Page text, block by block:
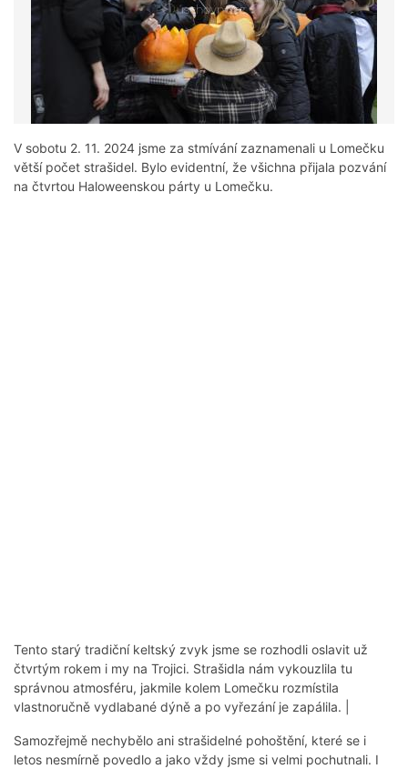
V sobotu 2. 11. 2024 jsme za stmívání zaznamenali u Lomečku
větší počet strašidel. Bylo evidentní, že všichna přijala pozvání
na čtvrtou Haloweenskou párty u Lomečku.
Tento starý tradiční keltský zvyk jsme se rozhodli oslavit už
čtvrtým rokem i my na Trojici. Strašidla nám vykouzlila tu
správnou atmosféru, jakmile kolem Lomečku rozmístila
vlastnoručně vydlabané dýně a po vyřezání je zapálila. |
Samozřejmě nechybělo ani strašidelné pohoštění, které se i
letos nesmírně povedlo a jako vždy jsme si velmi pochutnali. I